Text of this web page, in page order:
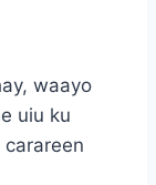
waayo
uiu ku